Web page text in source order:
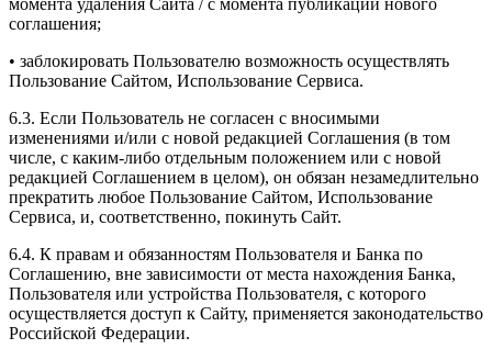
момента удаления Сайта / с момента публикации нового
соглашения;
• заблокировать Пользователю возможность осуществлять
Пользование Сайтом, Использование Сервиса.
6.3. Если Пользователь не согласен с вносимыми
изменениями и/или с новой редакцией Соглашения (в том
числе, с каким-либо отдельным положением или с новой
редакцией Соглашением в целом), он обязан незамедлительно
прекратить любое Пользование Сайтом, Использование
Сервиса, и, соответственно, покинуть Сайт.
6.4. К правам и обязанностям Пользователя и Банка по
Соглашению, вне зависимости от места нахождения Банка,
Пользователя или устройства Пользователя, с которого
осуществляется доступ к Сайту, применяется законодательство
Российской Федерации.